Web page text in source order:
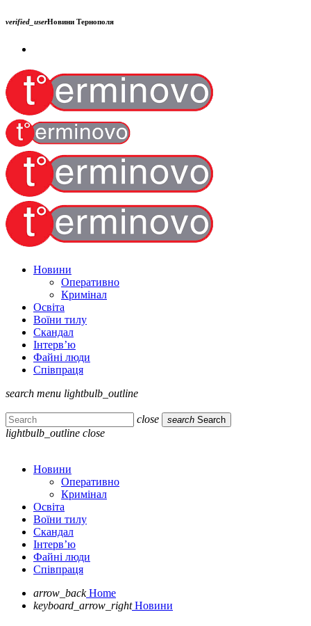
verified_userНовини Тернополя
Новини
Оперативно
Кримінал
Освіта
Воїни тилу
Скандал
Інтерв’ю
Файні люди
Співпраця
search menu lightbulb_outline
close search Search
lightbulb_outline close
Новини
Оперативно
Кримінал
Освіта
Воїни тилу
Скандал
Інтерв’ю
Файні люди
Співпраця
arrow_back Home
keyboard_arrow_right Новини